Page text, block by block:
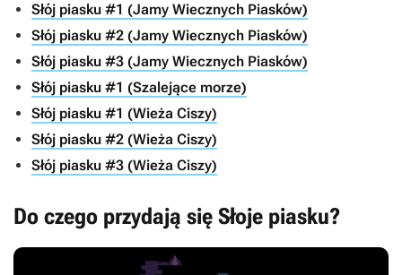
Słój piasku #1 (Jamy Wiecznych Piasków)
Słój piasku #2 (Jamy Wiecznych Piasków)
Słój piasku #3 (Jamy Wiecznych Piasków)
Słój piasku #1 (Szalejące morze)
Słój piasku #1 (Wieża Ciszy)
Słój piasku #2 (Wieża Ciszy)
Słój piasku #3 (Wieża Ciszy)
Do czego przydają się Słoje piasku?